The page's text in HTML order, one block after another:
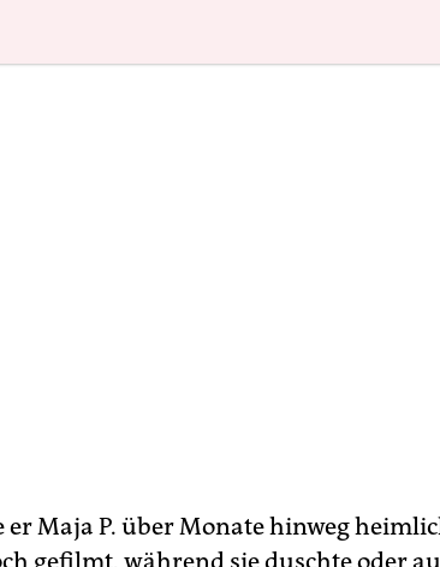
er Maja P. über Monate hinweg
gefilmt, während sie duschte oder